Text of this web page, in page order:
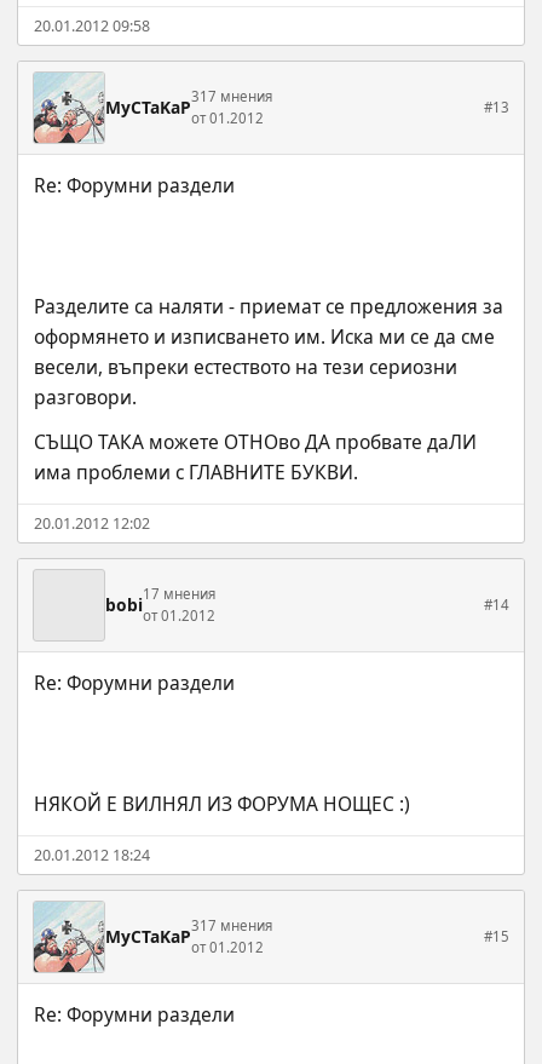
20.01.2012 09:58
MyCTaKaP317 мнения
от 01.2012
#13
Разделите са наляти - приемат се предложения за
оформянето и изписването им. Иска ми се да сме
весели, въпреки естеството на тези сериозни
разговори.
СЪЩО ТАКА можете ОТНОво ДА пробвате даЛИ
има проблеми с ГЛАВНИТЕ БУКВИ.
20.01.2012 12:02
bobi17 мнения
от 01.2012
#14
НЯКОЙ Е ВИЛНЯЛ ИЗ ФОРУМА НОЩЕС :)
20.01.2012 18:24
MyCTaKaP317 мнения
от 01.2012
#15